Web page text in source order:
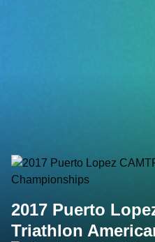
2017 Puerto
Triathlon